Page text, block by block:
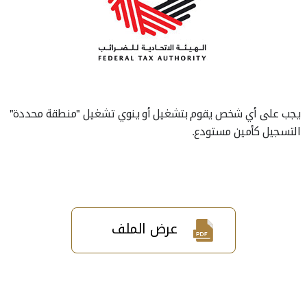
يجب على أي شخص يقوم بتشغيل أو ينوي تشغيل "منطقة محددة"
التسجيل كأمين مستودع.
عرض الملف